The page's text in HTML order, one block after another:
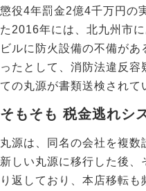
懲役4年罰金2億4千万円の
た2016年には、北九州市
ビルに防火設備の不備が
ったとして、消防法違反容
ての丸源が書類送検されて
そもそも 税金逃れシ
丸源は、同名の会社を複数
新しい丸源に移行した後
り返しており、本店移転